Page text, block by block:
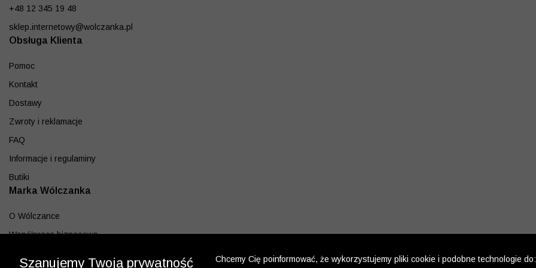
+48 12 345 19 48
sklep.internetowy@wolczanka.pl
Obsługa Klienta
Pomoc
Kontakt
Dostawy
Zwroty i reklamacje
FAQ
Informacje i regulaminy
Butiki
Marka Wólczanka
O Wólczance
Współpraca biznesowa
Szanujemy Twoją prywatność
Chcemy Cię poinformować, że wykorzystujemy pliki cookie i podobne technologie do: